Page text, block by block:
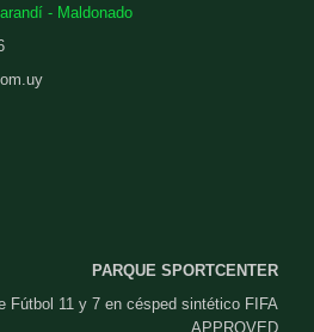
- Maldonado
PARQUE SPORTCENTER
Fútbol 11 y 7 en césped sintético FIFA
APPROVED